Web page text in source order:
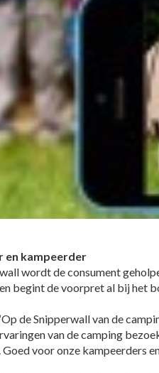
en kampeerder
wordt de consument
begint de voorpret al bij het
de Snipperwall van de
van de camping
voor onze kampeerders